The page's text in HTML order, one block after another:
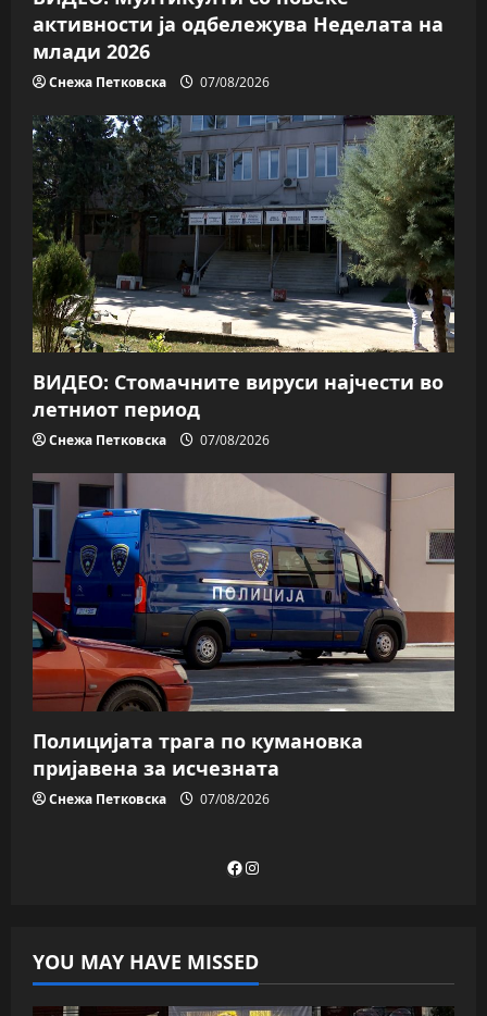
активности ја одбележува Неделата на
млади 2026
Снежа Петковска 07/08/2026
ВИДЕО: Стомачните вируси најчести во
летниот период
Снежа Петковска 07/08/2026
Полицијата трага пo кумановка
пријавена за исчезната
Снежа Петковска 07/08/2026
Facebook
Instagram
YOU MAY HAVE MISSED